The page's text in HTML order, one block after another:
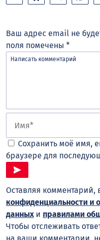
Ваш адрес email не
поля помечены *
Сохранить моё имя,
браузере для
Оставляя комментарий,
конфиденциальности и
данныхи правилами
Чтобы отслеживать